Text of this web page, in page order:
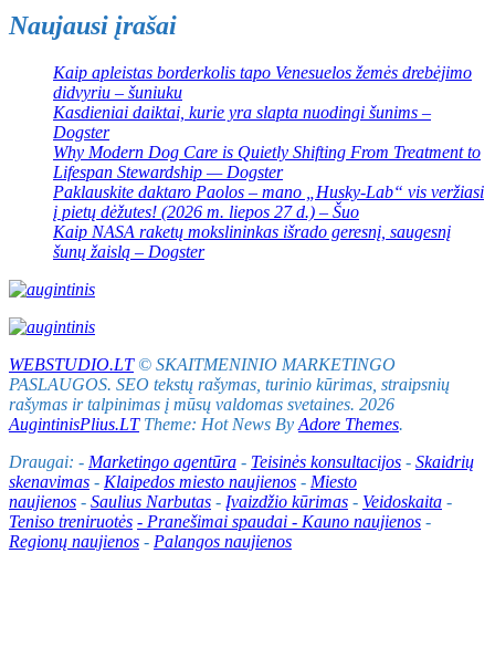
Naujausi įrašai
Kaip apleistas borderkolis tapo Venesuelos žemės drebėjimo
didvyriu – šuniuku
Kasdieniai daiktai, kurie yra slapta nuodingi šunims –
Dogster
Why Modern Dog Care is Quietly Shifting From Treatment to
Lifespan Stewardship — Dogster
Paklauskite daktaro Paolos – mano „Husky-Lab“ vis veržiasi
į pietų dėžutes! (2026 m. liepos 27 d.) – Šuo
Kaip NASA raketų mokslininkas išrado geresnį, saugesnį
šunų žaislą – Dogster
WEBSTUDIO.LT© SKAITMENINIO MARKETINGO
PASLAUGOS. SEO tekstų rašymas, turinio kūrimas, straipsnių
rašymas ir talpinimas į mūsų valdomas svetaines. 2026
AugintinisPlius.LTTheme: Hot News By Adore Themes.
Draugai: - Marketingo agentūra - Teisinės konsultacijos - Skaidrių
skenavimas - Klaipedos miesto naujienos - Miesto
naujienos - Saulius Narbutas - Įvaizdžio kūrimas - Veidoskaita -
Teniso treniruotės - Pranešimai spaudai - Kauno naujienos -
Regionų naujienos - Palangos naujienos